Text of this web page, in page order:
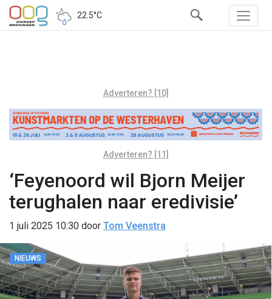
22.5°C
Adverteren? [10]
Adverteren? [11]
‘Feyenoord wil Bjorn Meijer
terughalen naar eredivisie’
1 juli 2025 10:30 door Tom Veenstra
NIEUWS